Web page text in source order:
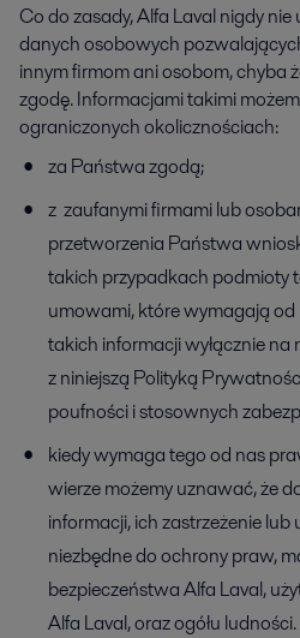
Co do zasady, Alfa Laval nigdy
danych osobowych
innym firmom ani osobom, chyba
zgodę. Informacjami takimi
ograniczonych okolicznościach:
za Państwa zgodą;
z zaufanymi firmami lub
przetworzenia Państwa
takich przypadkach podmioty
umowami, które wymagają
takich informacji wyłącznie na
z niniejszą Polityką
poufności i stosownych
kiedy wymaga tego od nas
wierze możemy uznawać, że
informacji, ich zastrzeżenie lub
niezbędne do ochrony praw,
bezpieczeństwa Alfa Laval,
Alfa Laval, oraz ogółu ludności.